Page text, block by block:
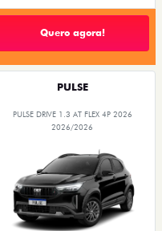
Quero agora!
PULSE
PULSE DRIVE 1.3 AT FLEX 4P 2026
2026/2026